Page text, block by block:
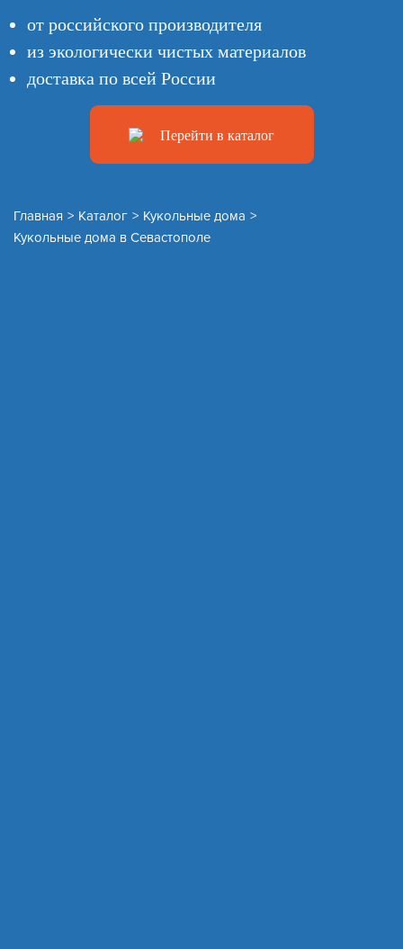
от российского производителя
из экологически чистых материалов
доставка по всей России
Перейти в каталог
Главная > Каталог > Кукольные дома >
Кукольные дома в Севастополе